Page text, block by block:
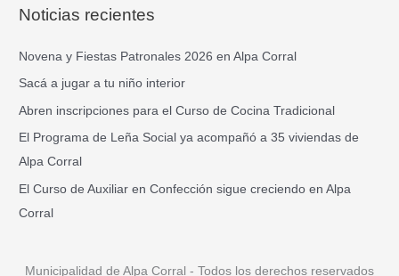
c
o
r
:
Noticias recientes
Novena y Fiestas Patronales 2026 en Alpa Corral
Sacá a jugar a tu niño interior
Abren inscripciones para el Curso de Cocina Tradicional
El Programa de Leña Social ya acompañó a 35 viviendas de
Alpa Corral
El Curso de Auxiliar en Confección sigue creciendo en Alpa
Corral
Municipalidad de Alpa Corral - Todos los derechos reservados